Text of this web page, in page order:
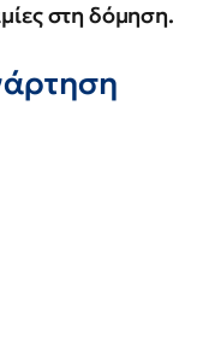
στη δόμηση.